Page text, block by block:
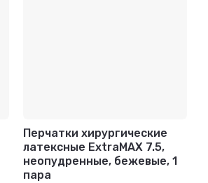
Перчатки хирургические
латексные ExtraMAX 7.5,
неопудренные, бежевые, 1
пара